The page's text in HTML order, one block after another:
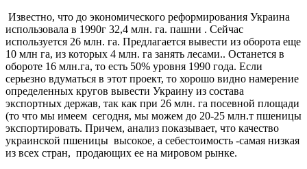
Известно, что до экономического реформирования Украина
использовала в 1990г 32,4 млн. га. пашни . Сейчас
используется 26 млн. га. Предлагается вывести из оборота еще
10 млн га, из которых 4 млн. га занять лесами.. Останется в
обороте 16 млн.га, то есть 50% уровня 1990 года. Если
серьезно вдуматься в этот проект, то хорошо видно намерение
определенных кругов вывести Украину из состава
экспортных держав, так как при 26 млн. га посевной площади
(то что мы имеем сегодня, мы можем до 20-25 млн.т пшеницы
экспортировать. Причем, анализ показывает, что качество
украинской пшеницы высокое, а себестоимость -самая низкая
из всех стран, продающих ее на мировом рынке.